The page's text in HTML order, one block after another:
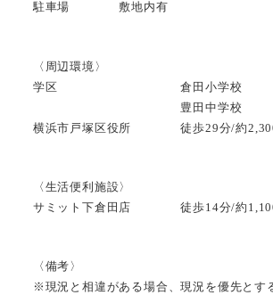
駐車場 敷地内有
〈周辺環境〉
学区 倉田小学校
豊田中学校
横浜市戸塚区役所 徒歩29分/約
〈生活便利施設〉
サミット下倉田店 徒歩14分/約
〈備考〉
※現況と相違がある場合、現況を優先とす